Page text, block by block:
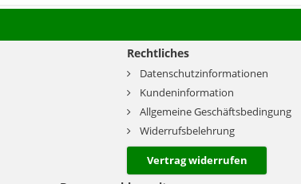
Rechtliches
Datenschutzinformationen
Kundeninformation
Allgemeine Geschäftsbedingung
Widerrufsbelehrung
Vertrag widerrufen